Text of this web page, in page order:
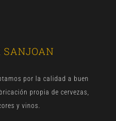
SANJOAN
por la calidad a buen
propia de cervezas,
y vinos.